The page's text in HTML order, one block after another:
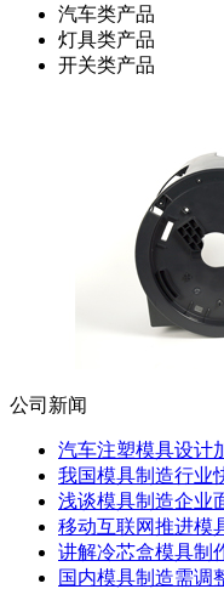
汽车类产品
灯具类产品
开关类产品
公司新闻
汽车注塑模具设计
我国模具制造行业
浅谈模具制造企业
移动互联网推进模
讲解冷芯盒模具制
国内模具制造需调